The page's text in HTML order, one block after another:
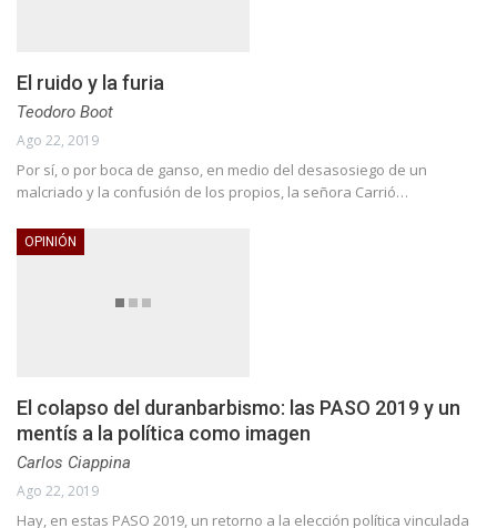
El ruido y la furia
Teodoro Boot
Ago 22, 2019
Por sí, o por boca de ganso, en medio del desasosiego de un
malcriado y la confusión de los propios, la señora Carrió…
OPINIÓN
El colapso del duranbarbismo: las PASO 2019 y un
mentís a la política como imagen
Carlos Ciappina
Ago 22, 2019
Hay, en estas PASO 2019, un retorno a la elección política vinculada